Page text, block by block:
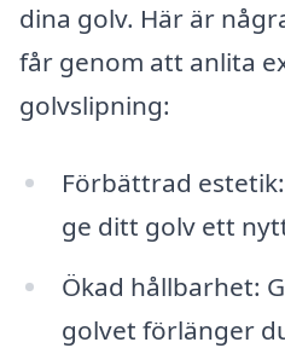
dina golv. Här är
får genom att anlita
golvslipning:
Förbättrad
ge ditt golv ett
Ökad hållbarhet:
golvet förlänger